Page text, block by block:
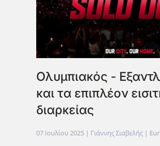
Ολυμπιακός -
και τα επιπλέον
διαρκείας
07 Ιουλίου 2025 | Γιάννης Σιαβελής |